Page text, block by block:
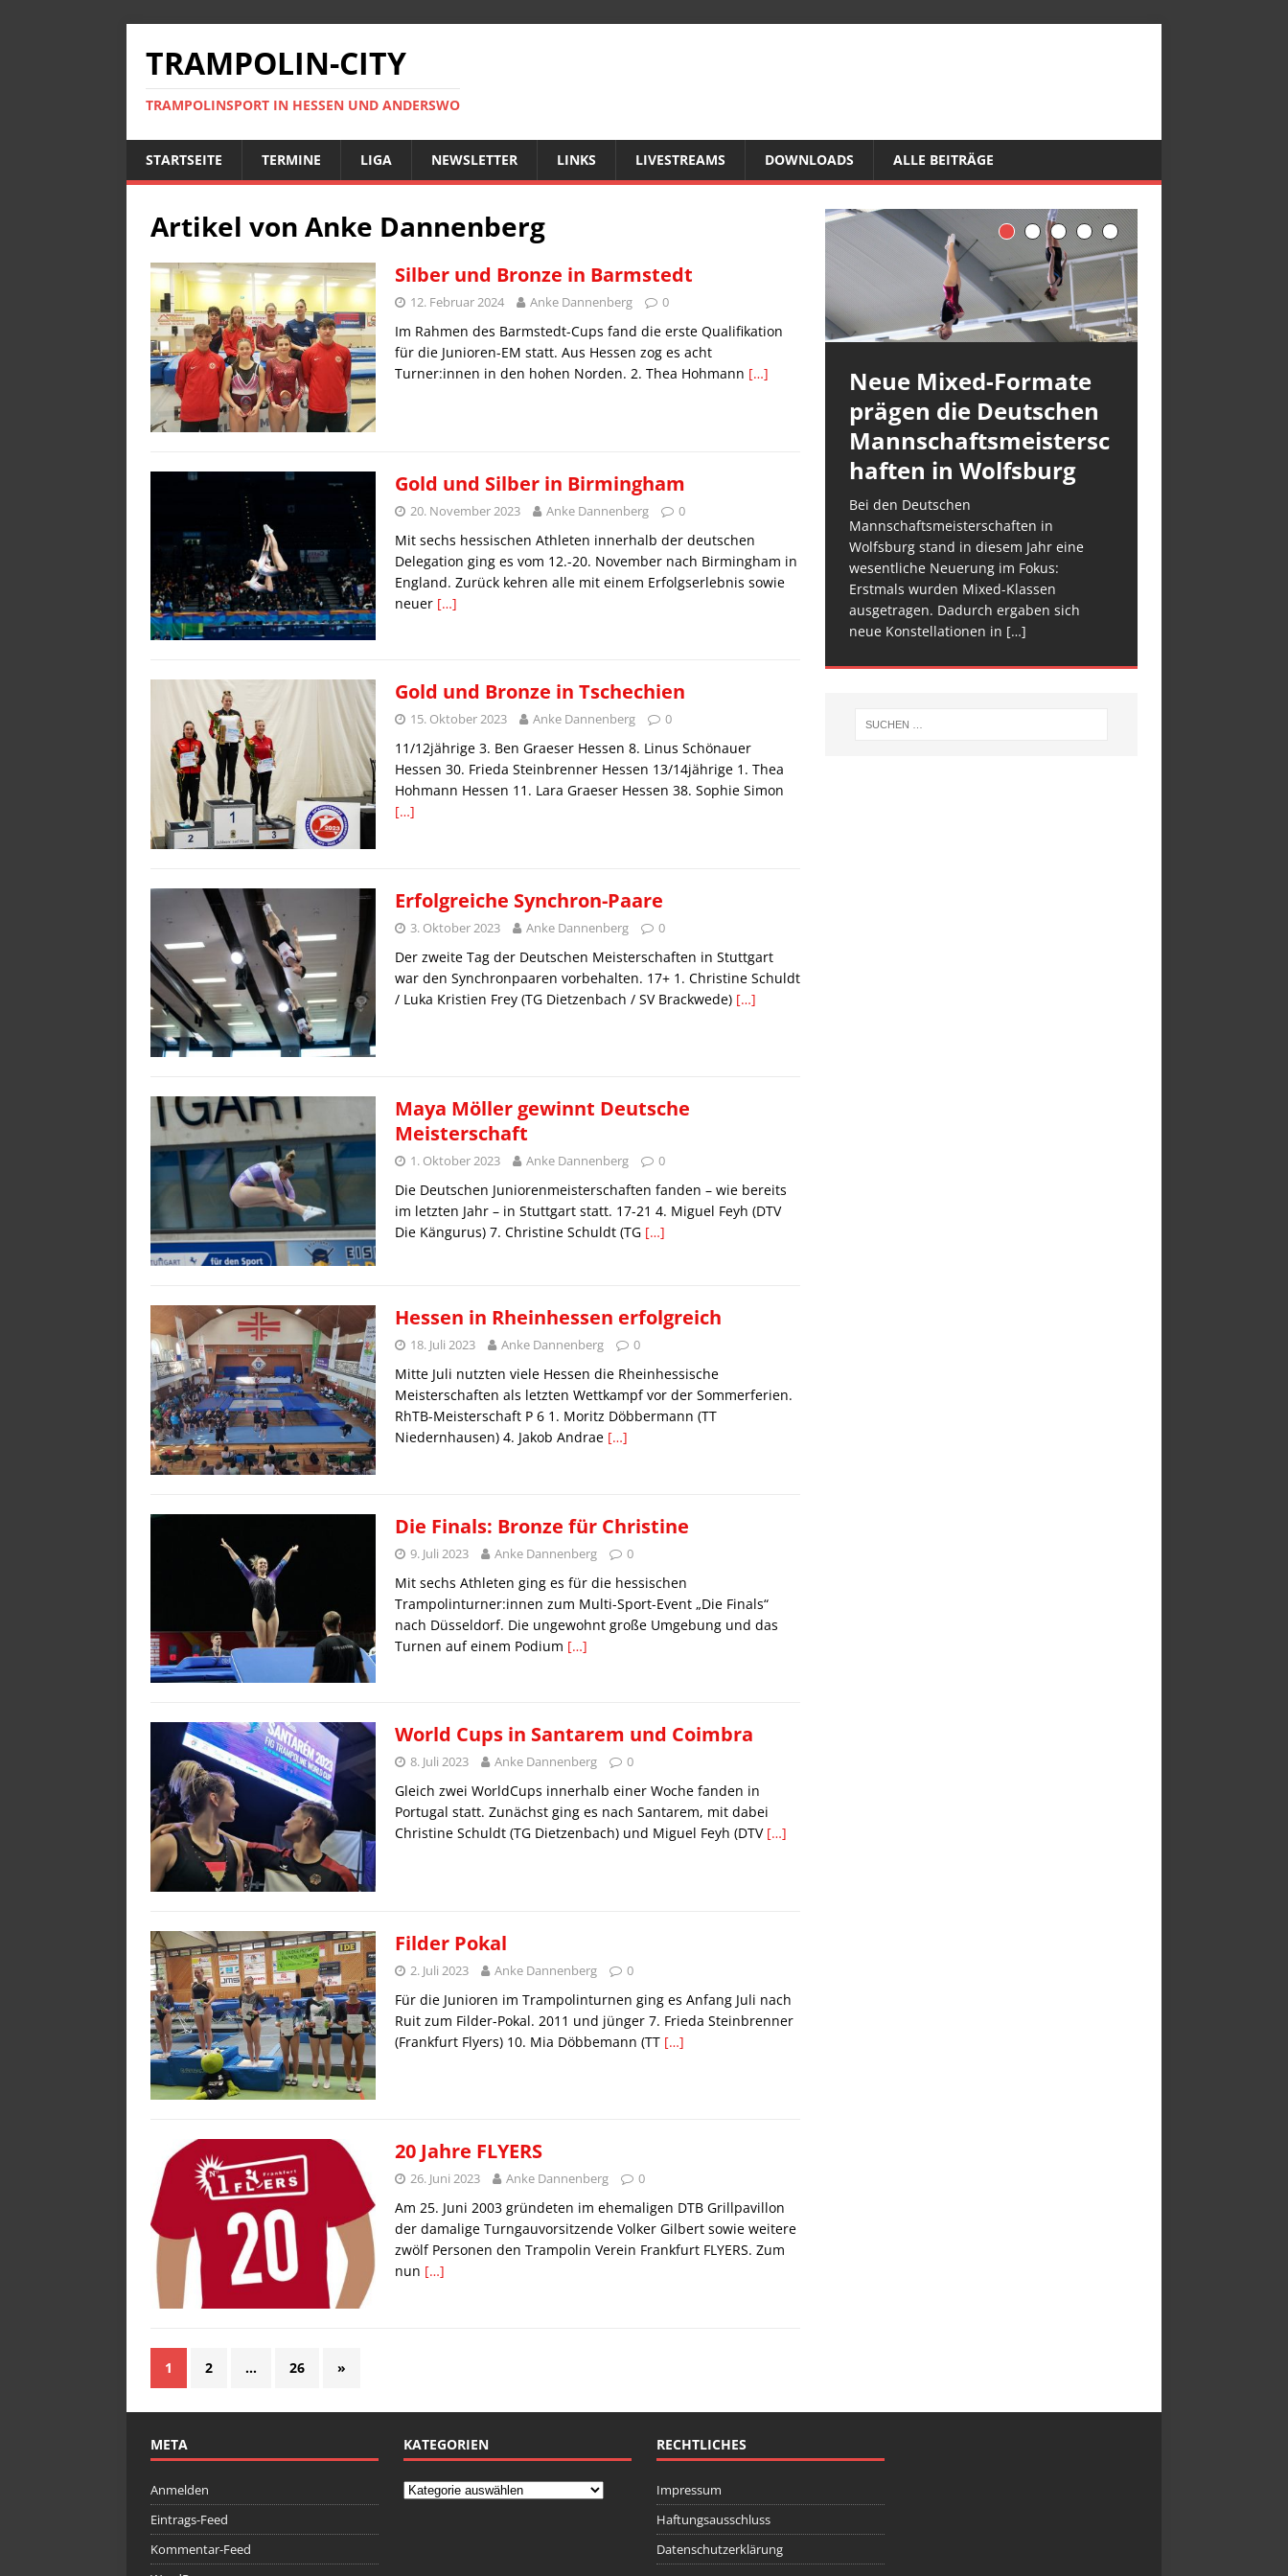
TRAMPOLIN-CITY
TRAMPOLINSPORT IN HESSEN UND ANDERSWO
STARTSEITE TERMINE LIGA NEWSLETTER LINKS LIVESTREAMS DOWNLOADS ALLE BEITRÄGE
Artikel von Anke Dannenberg
Silber und Bronze in Barmstedt
12. Februar 2024 Anke Dannenberg 0
Im Rahmen des Barmstedt-Cups fand die erste Qualifikation
für die Junioren-EM statt. Aus Hessen zog es acht
Turner:innen in den hohen Norden. 2. Thea Hohmann […]
Gold und Silber in Birmingham
20. November 2023 Anke Dannenberg 0
Mit sechs hessischen Athleten innerhalb der deutschen
Delegation ging es vom 12.-20. November nach Birmingham in
England. Zurück kehren alle mit einem Erfolgserlebnis sowie
neuer […]
Gold und Bronze in Tschechien
15. Oktober 2023 Anke Dannenberg 0
11/12jährige 3. Ben Graeser Hessen 8. Linus Schönauer
Hessen 30. Frieda Steinbrenner Hessen 13/14jährige 1. Thea
Hohmann Hessen 11. Lara Graeser Hessen 38. Sophie Simon
[…]
Erfolgreiche Synchron-Paare
3. Oktober 2023 Anke Dannenberg 0
Der zweite Tag der Deutschen Meisterschaften in Stuttgart
war den Synchronpaaren vorbehalten. 17+ 1. Christine Schuldt
/ Luka Kristien Frey (TG Dietzenbach / SV Brackwede) […]
Maya Möller gewinnt Deutsche
Meisterschaft
1. Oktober 2023 Anke Dannenberg 0
Die Deutschen Juniorenmeisterschaften fanden – wie bereits
im letzten Jahr – in Stuttgart statt. 17-21 4. Miguel Feyh (DTV
Die Kängurus) 7. Christine Schuldt (TG […]
Hessen in Rheinhessen erfolgreich
18. Juli 2023 Anke Dannenberg 0
Mitte Juli nutzten viele Hessen die Rheinhessische
Meisterschaften als letzten Wettkampf vor der Sommerferien.
RhTB-Meisterschaft P 6 1. Moritz Döbbermann (TT
Niedernhausen) 4. Jakob Andrae […]
Die Finals: Bronze für Christine
9. Juli 2023 Anke Dannenberg 0
Mit sechs Athleten ging es für die hessischen
Trampolinturner:innen zum Multi-Sport-Event „Die Finals“
nach Düsseldorf. Die ungewohnt große Umgebung und das
Turnen auf einem Podium […]
World Cups in Santarem und Coimbra
8. Juli 2023 Anke Dannenberg 0
Gleich zwei WorldCups innerhalb einer Woche fanden in
Portugal statt. Zunächst ging es nach Santarem, mit dabei
Christine Schuldt (TG Dietzenbach) und Miguel Feyh (DTV […]
Filder Pokal
2. Juli 2023 Anke Dannenberg 0
Für die Junioren im Trampolinturnen ging es Anfang Juli nach
Ruit zum Filder-Pokal. 2011 und jünger 7. Frieda Steinbrenner
(Frankfurt Flyers) 10. Mia Döbbemann (TT […]
20 Jahre FLYERS
26. Juni 2023 Anke Dannenberg 0
Am 25. Juni 2003 gründeten im ehemaligen DTB Grillpavillon
der damalige Turngauvorsitzende Volker Gilbert sowie weitere
zwölf Personen den Trampolin Verein Frankfurt FLYERS. Zum
nun […]
1 2 … 26 »
Neue Mixed-Formate
prägen die Deutschen
Mannschaftsmeistersc
haften in Wolfsburg
Bei den Deutschen
Mannschaftsmeisterschaften in
Wolfsburg stand in diesem Jahr eine
wesentliche Neuerung im Fokus:
Erstmals wurden Mixed-Klassen
ausgetragen. Dadurch ergaben sich
neue Konstellationen in […]
META
Anmelden
Eintrags-Feed
Kommentar-Feed
KATEGORIEN RECHTLICHES
Impressum
Haftungsausschluss
Datenschutzerklärung